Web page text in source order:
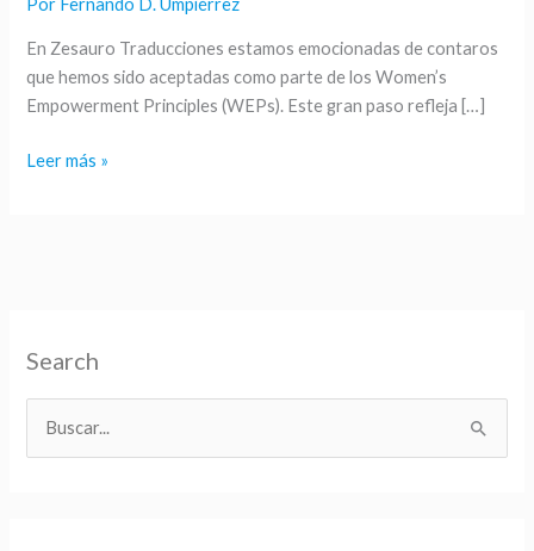
Por Fernando D. Umpiérrez
En Zesauro Traducciones estamos emocionadas de contaros
que hemos sido aceptadas como parte de los Women’s
Empowerment Principles (WEPs). Este gran paso refleja […]
Women’s
Empowerment
Principles
Leer más »
Search